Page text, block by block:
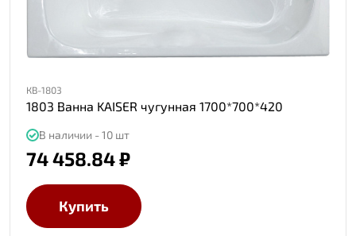
КВ-1803
1803 Ванна KAISER чугунная 1700*700*420
В наличии - 10 шт
74 458.84 ₽
Купить